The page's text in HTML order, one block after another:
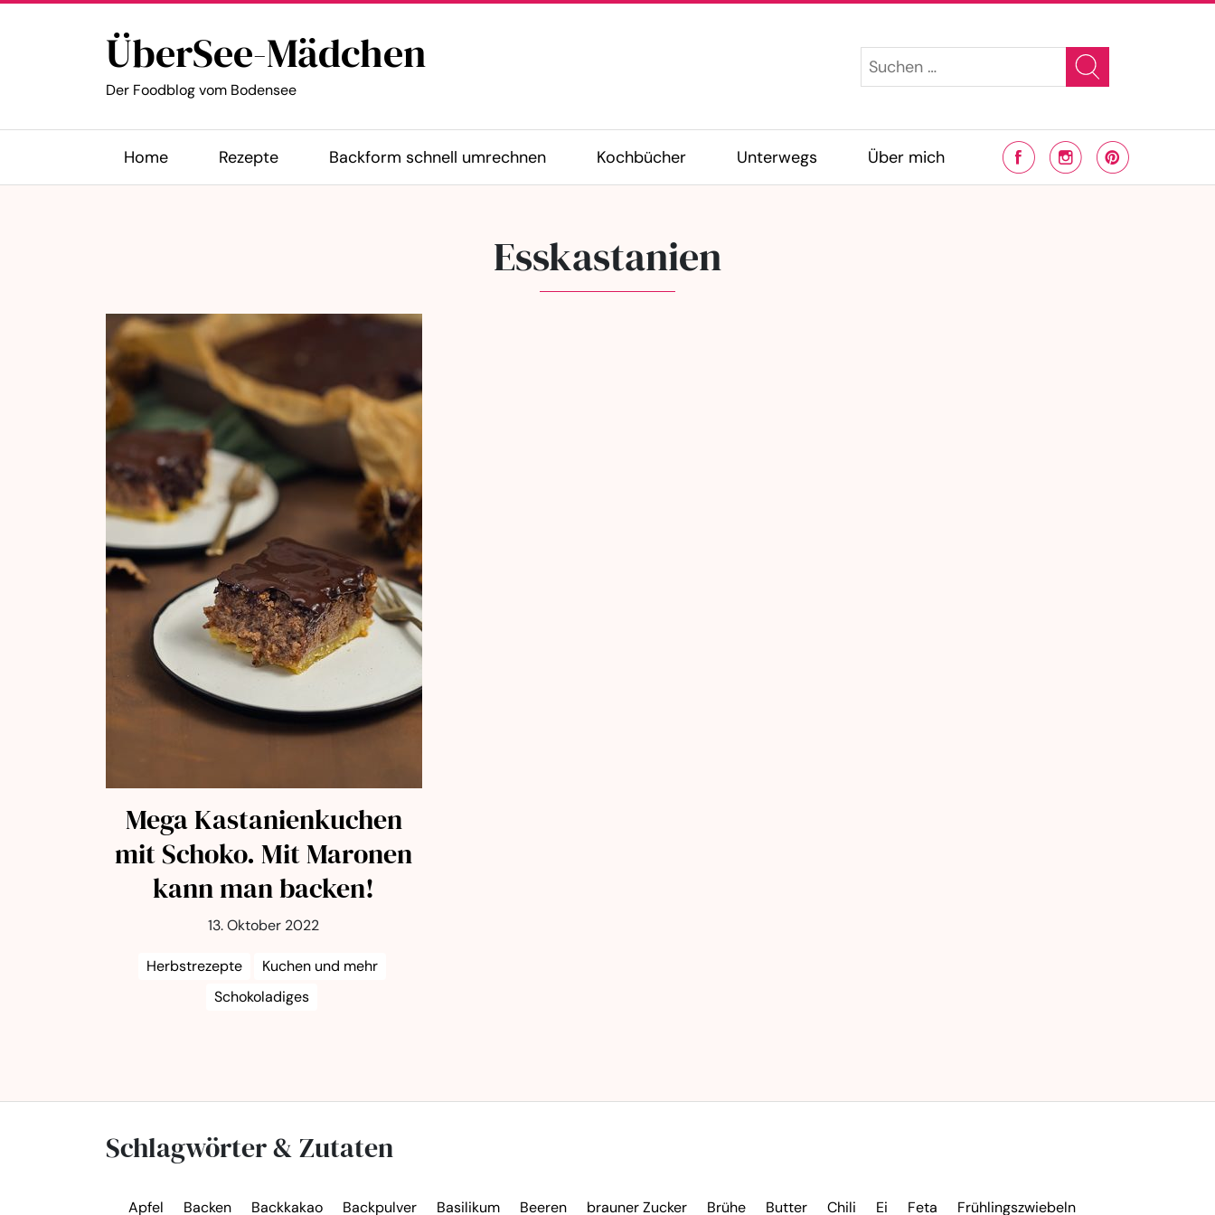
ÜberSee-Mädchen
Der Foodblog vom Bodensee
Home Rezepte Backform schnell umrechnen Kochbücher Unterwegs Über mich
Esskastanien
Mega Kastanienkuchen
mit Schoko. Mit Maronen
kann man backen!
13. Oktober 2022
Herbstrezepte
Kuchen und mehr
Schokoladiges
Schlagwörter & Zutaten
Apfel Backen Backkakao Backpulver Basilikum Beeren brauner Zucker Brühe Butter Chili Ei Feta Frühlingszwiebeln